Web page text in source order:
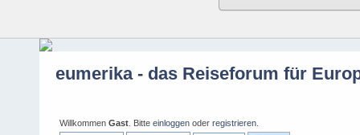
eumerika - das Reiseforum für
Willkommen Gast . Bitte einloggen oder registrieren